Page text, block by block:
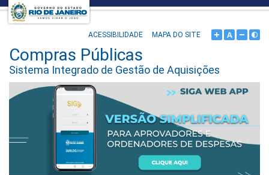
MAPA DO SITE
ACESSIBILIDADE
Compras Públicas
Sistema Integrado de Gestão de Aquisições